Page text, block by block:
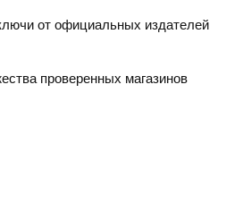
от официальных издателей
проверенных магазинов